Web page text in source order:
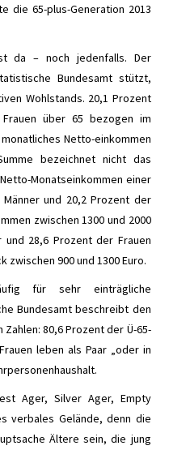
die 65-plus-Generation 2013
da – noch jedenfalls. Der
Bundesamt stützt,
Wohlstands. 20,1 Prozent
über 65 bezogen im
Netto-einkommen
bezeichnet nicht das
Monatseinkommen einer
und 20,2 Prozent der
zwischen 1300 und 2000
28,6 Prozent der Frauen
zwischen 900 und 1300 Euro.
für sehr einträgliche
Bundesamt beschreibt den
80,6 Prozent der Ü-65-
leben als Paar „oder in
Ager, Silver Ager, Empty
verbales Gelände, denn die
Ältere sein, die jung